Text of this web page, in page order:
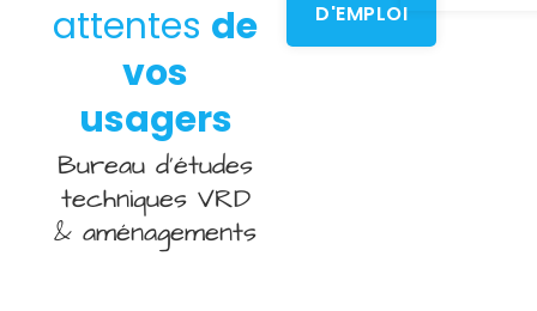
attentes de
vos
usagers
Bureau d’études
techniques VRD
& aménagements
D'EMPLOI